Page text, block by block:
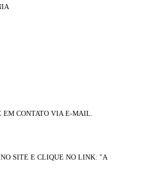
EM CONTATO VIA E-MAIL.
SITE E CLIQUE NO LINK: "A